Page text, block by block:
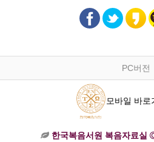
PC버전
모바일 바로
한국복음서원 복음자료실